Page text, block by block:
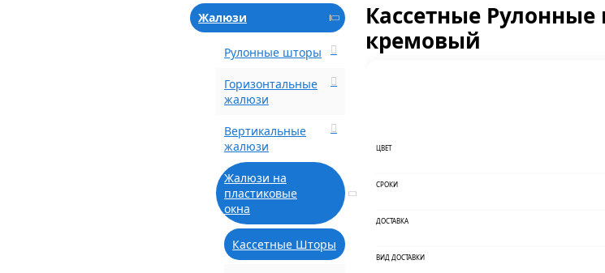
Жалюзи
Рулонные шторы
Горизонтальные
жалюзи
Вертикальные
жалюзи
Жалюзи на
пластиковые
окна
Кассетные Шторы
Кассетные
кремовый
ЦВЕТ
СРОКИ
ДОСТАВКА
ВИД ДОСТАВКИ